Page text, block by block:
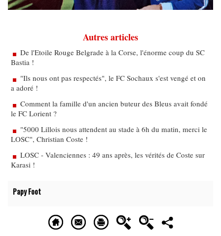
Autres articles
De l'Etoile Rouge Belgrade à la Corse, l'énorme coup du SC
Bastia !
"Ils nous ont pas respectés", le FC Sochaux s'est vengé et on
a adoré !
Comment la famille d'un ancien buteur des Bleus avait fondé
le FC Lorient ?
"5000 Lillois nous attendent au stade à 6h du matin, merci le
LOSC", Christian Coste !
LOSC - Valenciennes : 49 ans après, les vérités de Coste sur
Karasi !
Papy Foot